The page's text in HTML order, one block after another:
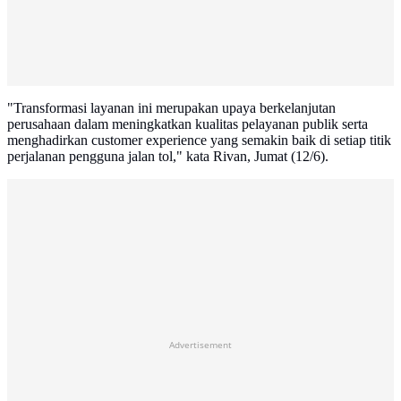
"Transformasi layanan ini merupakan upaya berkelanjutan
perusahaan dalam meningkatkan kualitas pelayanan publik serta
menghadirkan customer experience yang semakin baik di setiap titik
perjalanan pengguna jalan tol," kata Rivan, Jumat (12/6).
Advertisement